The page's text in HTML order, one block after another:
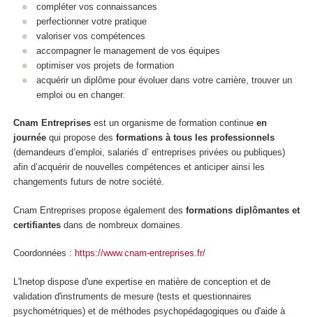
compléter vos connaissances
perfectionner votre pratique
valoriser vos compétences
accompagner le management de vos équipes
optimiser vos projets de formation
acquérir un diplôme pour évoluer dans votre carrière, trouver un
emploi ou en changer.
Cnam Entreprises est un organisme de formation continue en
journée qui propose des formations à tous les professionnels
(demandeurs d’emploi, salariés d’ entreprises privées ou publiques)
afin d’acquérir de nouvelles compétences et anticiper ainsi les
changements futurs de notre société.
Cnam Entreprises propose également des formations diplômantes et
certifiantes dans de nombreux domaines.
Coordonnées : https://www.cnam-entreprises.fr/
L'Inetop dispose d'une expertise en matière de conception et de
validation d'instruments de mesure (tests et questionnaires
psychométriques) et de méthodes psychopédagogiques ou d'aide à